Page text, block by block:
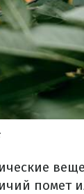
помет